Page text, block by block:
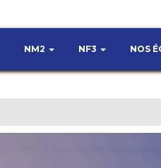
NM2 NF3 NOS